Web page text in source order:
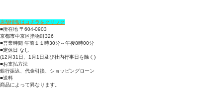
店舗情報はコチラをクリック
■所在地 〒604-0903
京都市中京区指物町326
■営業時間 午前１１時30分～午後8時00分
■定休日 なし
(12月31日、1月1日及び社内行事日を除く)
■お支払方法
銀行振込、代金引換、ショッピングローン
■送料
商品によって異なります。